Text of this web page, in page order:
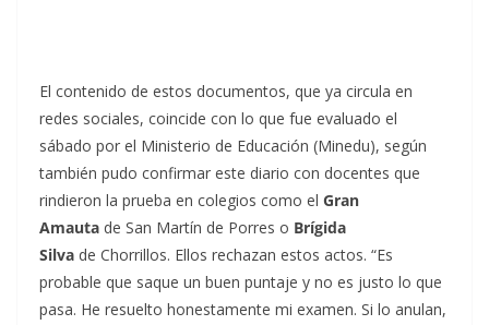
El contenido de estos documentos, que ya circula en
redes sociales, coincide con lo que fue evaluado el
sábado por el Ministerio de Educación (Minedu), según
también pudo confirmar este diario con docentes que
rindieron la prueba en colegios como el Gran
Amauta de San Martín de Porres o Brígida
Silva de Chorrillos. Ellos rechazan estos actos. “Es
probable que saque un buen puntaje y no es justo lo que
pasa. He resuelto honestamente mi examen. Si lo anulan,